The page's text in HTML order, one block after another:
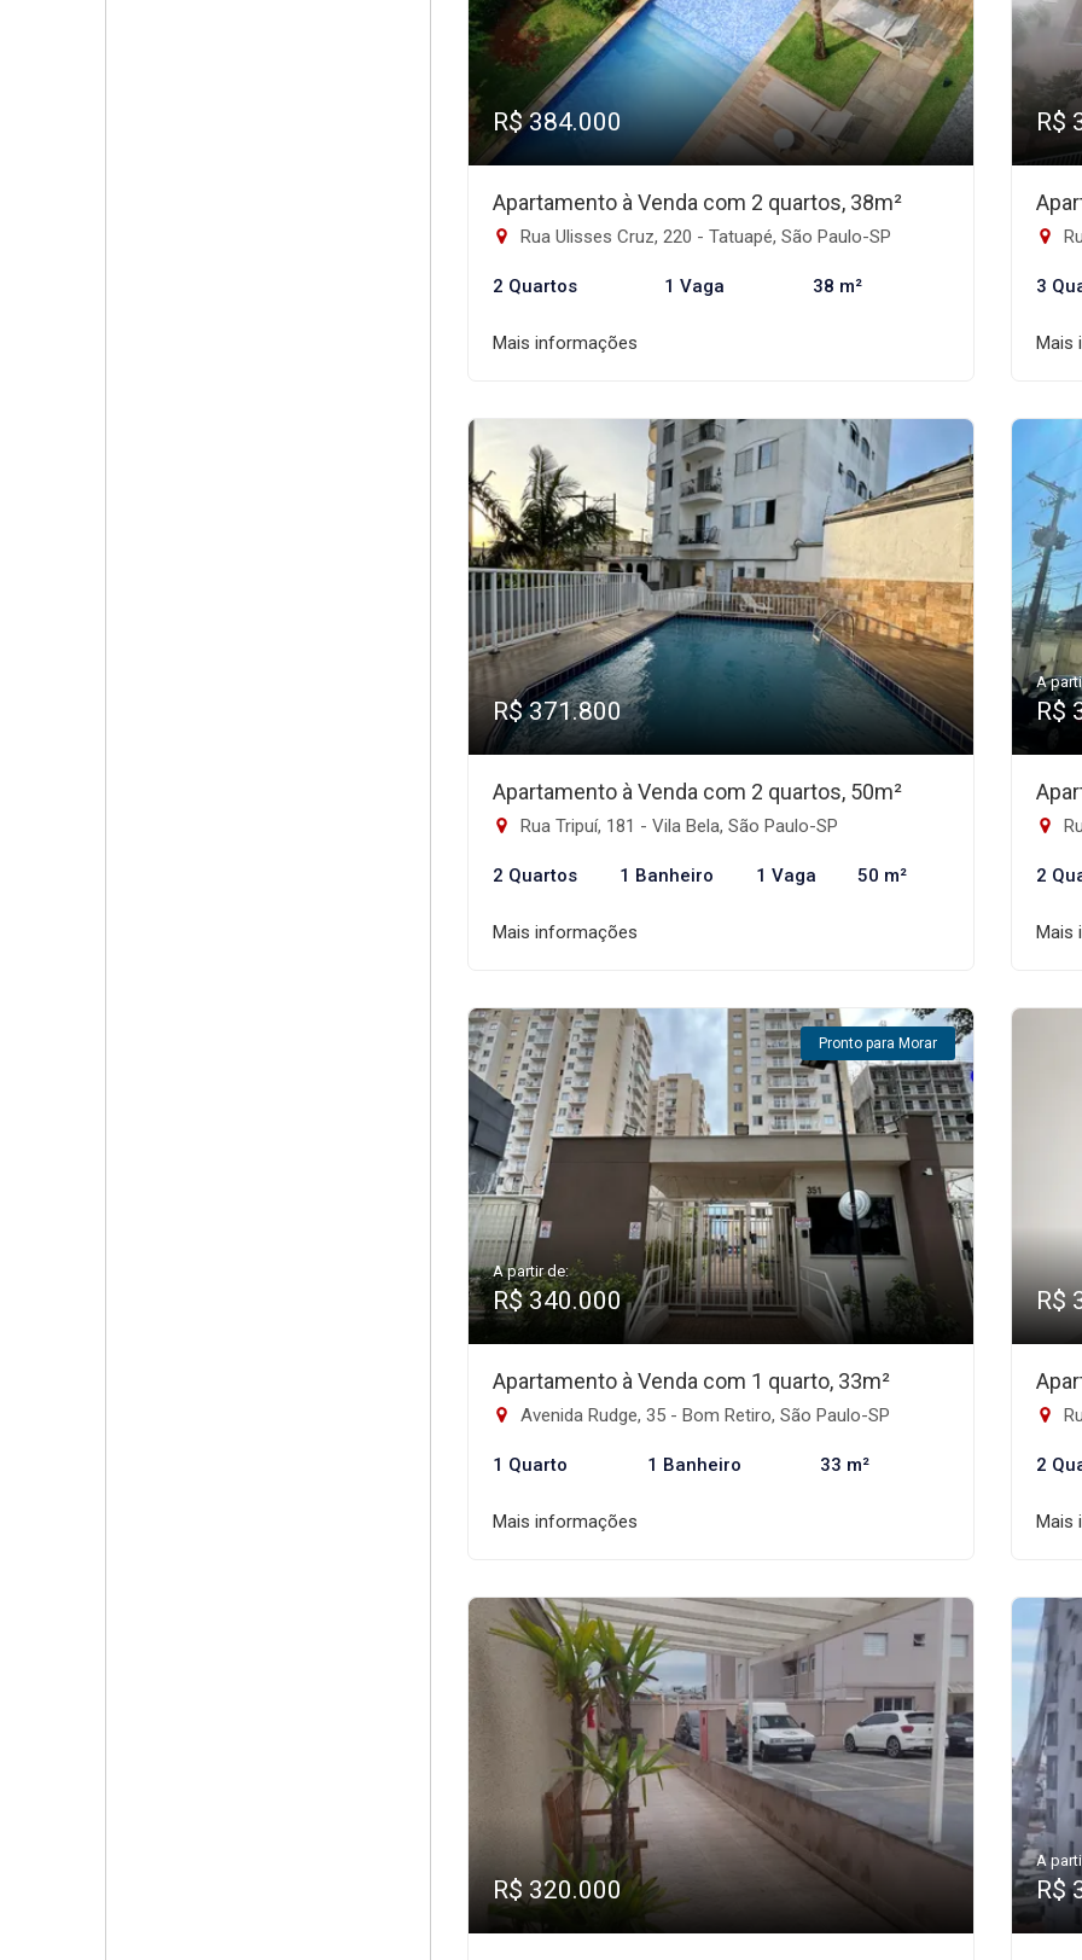
R$ 384.000
Apartamento à Venda com 2 quartos, 38m²
Rua Ulisses Cruz, 220 - Tatuapé, São Paulo-SP
2 Quartos 1 Vaga 38 m²
Mais informações
R$
3
Mais
R$ 371.800
Apartamento à Venda com 2 quartos, 50m²
Rua Tripuí, 181 - Vila Bela, São Paulo-SP
2 Quartos 1 Banheiro 1 Vaga 50 m²
Mais informações
A
R$
2
Mais
Pronto para Morar
A partir de:
R$ 340.000
Apartamento à Venda com 1 quarto, 33m²
Avenida Rudge, 35 - Bom Retiro, São Paulo-SP
1 Quarto 1 Banheiro 33 m²
Mais informações
R$
2
Mais
R$ 320.000
A
R$